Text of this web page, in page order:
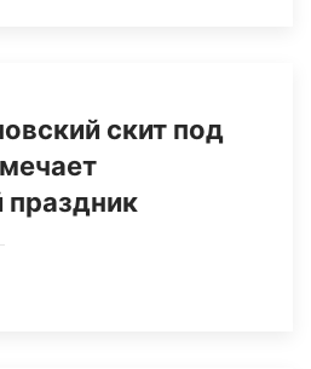
скит под
праздник